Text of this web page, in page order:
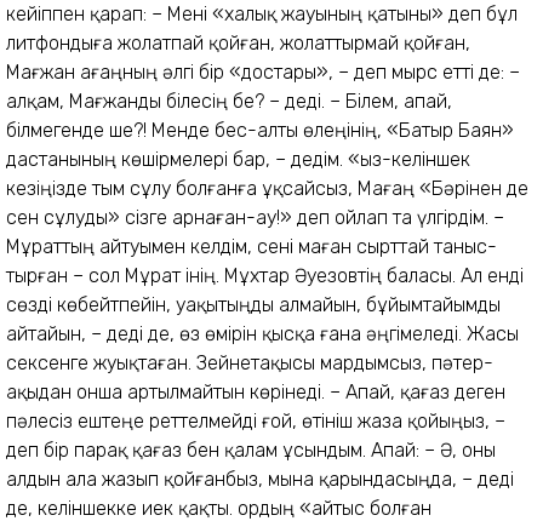
кейіппен қарап: – Мені «халық жауының қатыны» деп бұл
литфондыға жолатпай қойған, жолаттырмай қойған,
Мағжан ағаңның әлгі бір «достары», – деп мырс етті де: –
Қалқам, Мағжанды білесің бе? – деді. – Білем, апай,
білмегенде ше?! Менде бес-алты өлеңінің, «Батыр Баян»
дастанының көшірмелері бар, – дедім. «Қыз-келіншек
кезіңізде тым сұлу болғанға ұқсайсыз, Мағаң «Бәрінен де
сен сұлуды» сізге арнаған-ау!» деп ойлап та үлгірдім. –
Мұраттың айтуымен келдім, сені маған сырттай таныс­
тырған – сол Мұрат інің. Мұхтар Әуезовтің баласы. Ал енді
сөзді көбейтпейін, уа­қы­тыңды алмайын, бұйым­тайымды
айтайын, – деді де, өз өмірін қысқа ғана әңгімеледі. Жасы
сексенге жуықтаған. Зейнетақысы мардымсыз, пәтер­
ақыдан онша артылмайтын көрінеді. – Апай, қағаз деген
пәлесіз ештеңе реттелмейді ғой, өтініш жаза қойыңыз, –
деп бір парақ қағаз бен қалам ұсындым. Апай: – Ә, оны
алдын ала жазып қойғанбыз, мына қарын­да­сыңда, – деді
де, келіншекке иек қақты. Қордың «Қайтыс болған